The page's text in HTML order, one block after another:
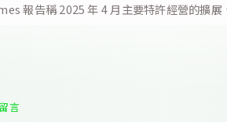
報告稱 2025 年 4 月主要特許經營的擴
言